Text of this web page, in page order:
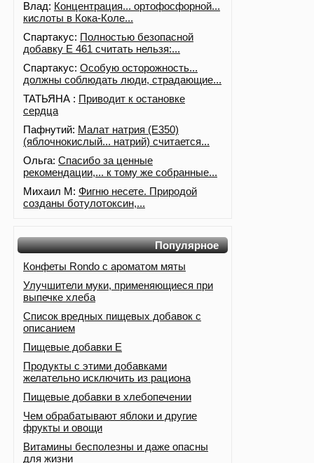
Влад: Концентрация... ортофосфорной...
кислоты в Кока-Коле...
Спартакус: Полностью безопасной
добавку Е 461 считать нельзя:...
Спартакус: Особую осторожность...
должны соблюдать люди, страдающие...
ТАТЬЯНА : Приводит к остановке
сердца
Пафнутий: Малат натрия (E350)
(яблочнокислый... натрий) считается...
Ольга: Спасибо за ценные
рекомендации,... к тому же собранные...
Михаил М: Фигню несете. Природой
созданы ботулотоксин,...
Популярное
Конфеты Rondo с ароматом мяты
Улучшители муки, применяющиеся при
выпечке хлеба
Список вредных пищевых добавок с
описанием
Пищевые добавки Е
Продукты с этими добавками
желательно исключить из рациона
Пищевые добавки в хлебопечении
Чем обрабатывают яблоки и другие
фрукты и овощи
Витамины бесполезны и даже опасны
для жизни